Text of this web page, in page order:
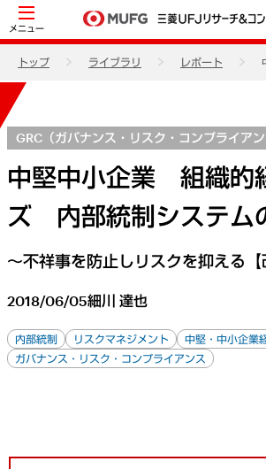
メニュー
トップ ライブラリ レポート
GRC（ガバナンス・リスク・コンプライアン
中堅中小企業 組織的
ズ 内部統制システム
～不祥事を防止しリスクを抑える
2018/06/05細川 達也
内部統制 リスクマネジメント
中堅・中小企業
ガバナンス・リスク・コンプライアンス